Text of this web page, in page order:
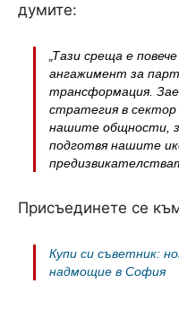
думите:
„Тази среща е
ангажимент за
трансформация.
стратегия в
нашите общности,
подготвя нашите
Присъединете се
Купи си съветник:
надмощие в София